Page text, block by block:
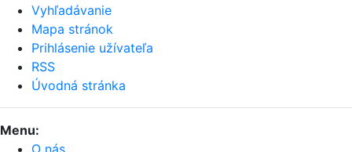
Vyhľadávanie
Mapa stránok
Prihlásenie užívateľa
RSS
Úvodná stránka
Menu:
O nás